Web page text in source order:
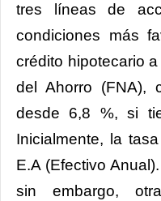
tres líneas de
condiciones más
crédito hipotecario
del Ahorro (FNA),
desde 6,8 %, si
Inicialmente, la
E.A (Efectivo
sin embargo,